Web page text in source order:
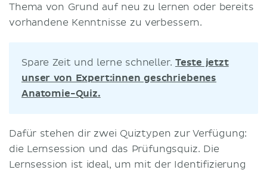
Thema von Grund auf neu zu lernen oder bereits
vorhandene Kenntnisse zu verbessern.
Spare Zeit und lerne schneller. Teste jetzt
unser von Expert:innen geschriebenes
Anatomie-Quiz.
Dafür stehen dir zwei Quiztypen zur Verfügung:
die Lernsession und das Prüfungsquiz. Die
Lernsession ist ideal, um mit der Identifizierung